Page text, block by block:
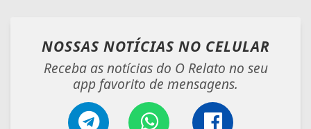
NOSSAS NOTÍCIAS NO CELULAR
Receba as notícias do O Relato no seu
app favorito de mensagens.